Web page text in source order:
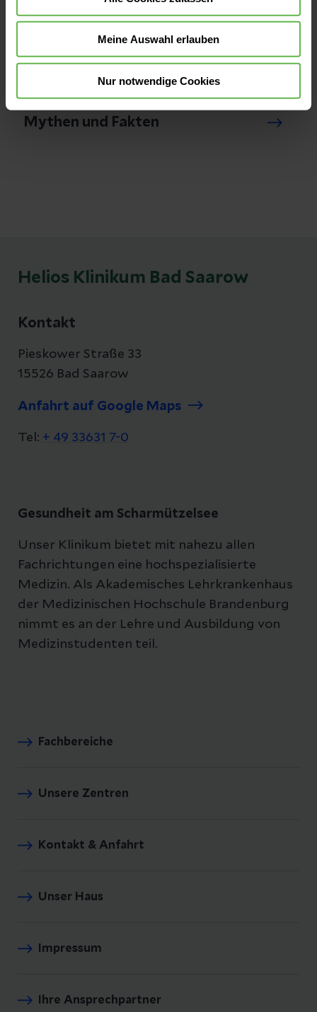
Meine Auswahl erlauben
Nur notwendige Cookies
Screening & Isolation
Mythen und Fakten
Helios Klinikum Bad Saarow
Kontakt
Pieskower Straße 33
15526 Bad Saarow
Anfahrt auf Google Maps
Tel: + 49 33631 7-0
Gesundheit am Scharmützelsee
Unser Klinikum bietet mit nahezu allen
Fachrichtungen eine hochspezialisierte
Medizin. Als Akademisches Lehrkrankenhaus
der Medizinischen Hochschule Brandenburg
nimmt es an der Lehre und Ausbildung von
Medizinstudenten teil.
Fachbereiche
Unsere Zentren
Kontakt & Anfahrt
Unser Haus
Impressum
Ihre Ansprechpartner